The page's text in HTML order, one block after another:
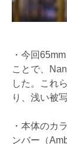
・今回
ことで、
した。これ
り、浅い被
・本体のカ
ンバー（